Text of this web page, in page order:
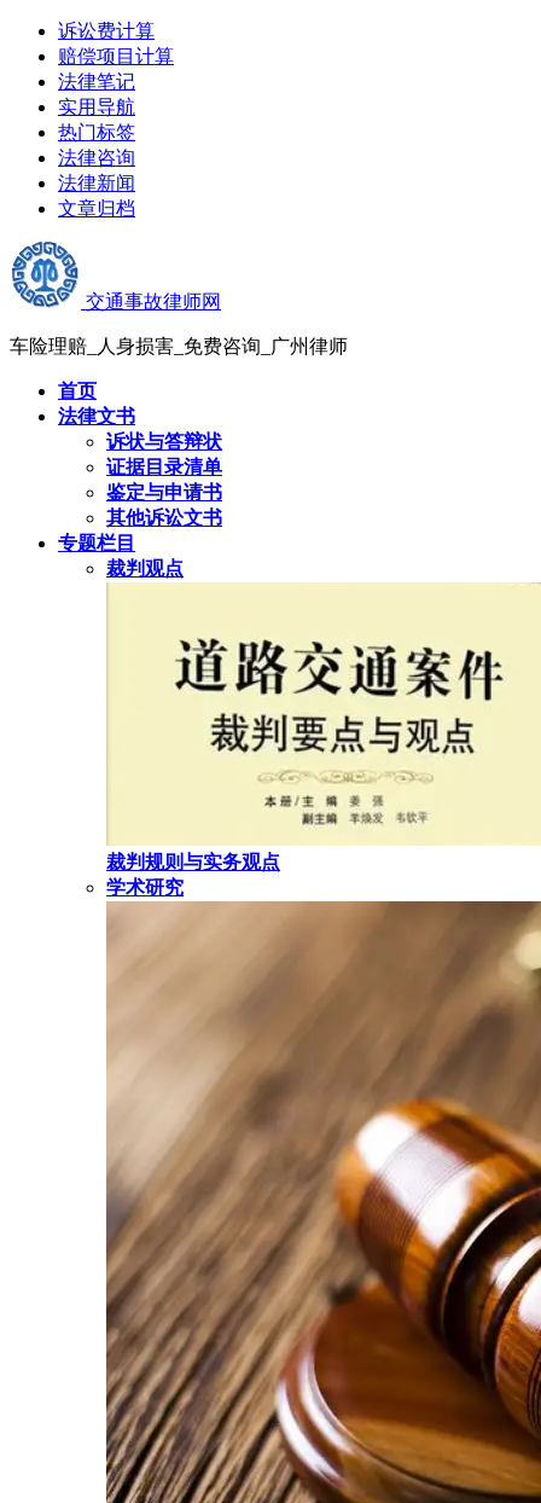
诉讼费计算
赔偿项目计算
法律笔记
实用导航
热门标签
法律咨询
法律新闻
文章归档
交通事故律师网
车险理赔_人身损害_免费咨询_广州律师
首页
法律文书
诉状与答辩状
证据目录清单
鉴定与申请书
其他诉讼文书
专题栏目
裁判观点
裁判规则与实务观点
学术研究